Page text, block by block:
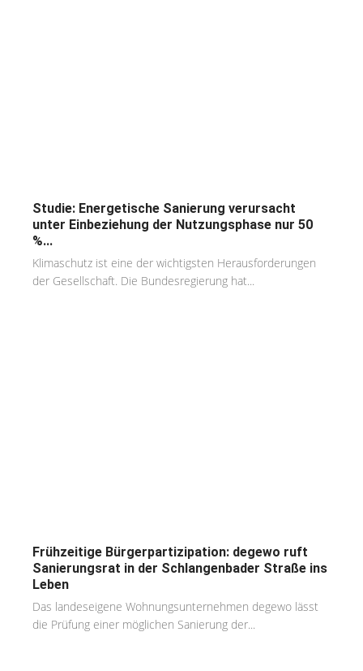
Studie: Energetische Sanierung verursacht
unter Einbeziehung der Nutzungsphase nur 50
%...
Klimaschutz ist eine der wichtigsten Herausforderungen
der Gesellschaft. Die Bundesregierung hat...
Frühzeitige Bürgerpartizipation: degewo ruft
Sanierungsrat in der Schlangenbader Straße ins
Leben
Das landeseigene Wohnungsunternehmen degewo lässt
die Prüfung einer möglichen Sanierung der...